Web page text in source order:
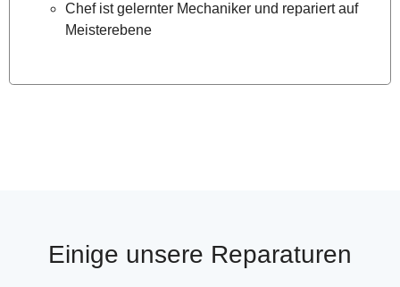
Chef ist gelernter Mechaniker und repariert auf
Meisterebene
Einige unsere Reparaturen